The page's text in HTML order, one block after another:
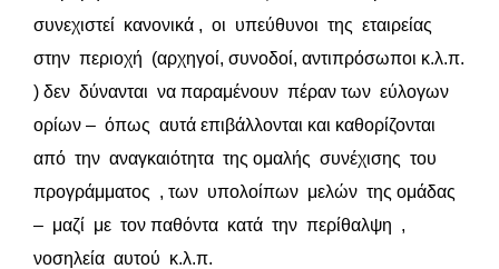
συνεχιστεί κανονικά , οι υπεύθυνοι της εταιρείας
στην περιοχή (αρχηγοί, συνοδοί, αντιπρόσωποι κ.λ.π.
) δεν δύνανται να παραμένουν πέραν των εύλογων
ορίων – όπως αυτά επιβάλλονται και καθορίζονται
από την αναγκαιότητα της ομαλής συνέχισης του
προγράμματος , των υπολοίπων μελών της ομάδας
– μαζί με τον παθόντα κατά την περίθαλψη ,
νοσηλεία αυτού κ.λ.π.